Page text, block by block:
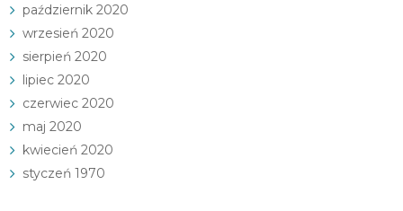
październik 2020
wrzesień 2020
sierpień 2020
lipiec 2020
czerwiec 2020
maj 2020
kwiecień 2020
styczeń 1970